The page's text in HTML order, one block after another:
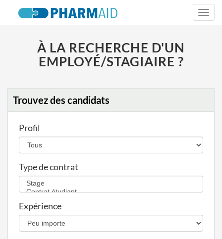
À LA RECHERCHE D'UN
EMPLOYÉ/STAGIAIRE ?
Trouvez des candidats
Profil
Type de contrat
Expérience